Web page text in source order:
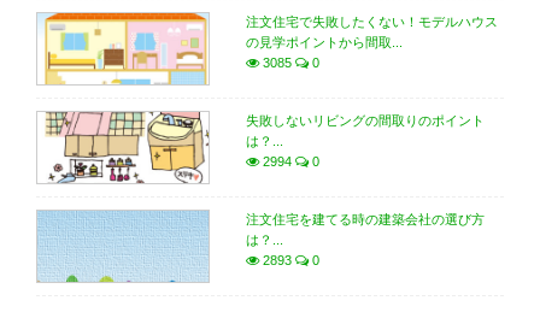
注文住宅で失敗したくない！モデルハウス
の見学ポイントから間取...
3085
0
失敗しないリビングの間取りのポイント
は？...
2994
0
注文住宅を建てる時の建築会社の選び方
は？...
2893
0